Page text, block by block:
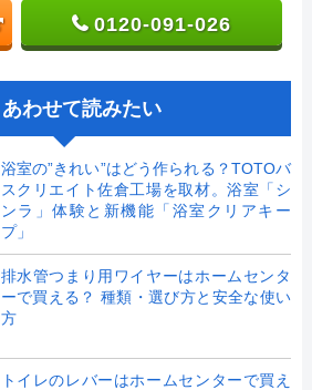
0120-091-026
あわせて読みたい
浴室の”きれい”はどう作られる？TOTOバ
スクリエイト佐倉工場を取材。浴室「シ
ンラ」体験と新機能「浴室クリアキー
プ」
排水管つまり用ワイヤーはホームセンタ
ーで買える？ 種類・選び方と安全な使い
方
トイレのレバーはホームセンターで買え